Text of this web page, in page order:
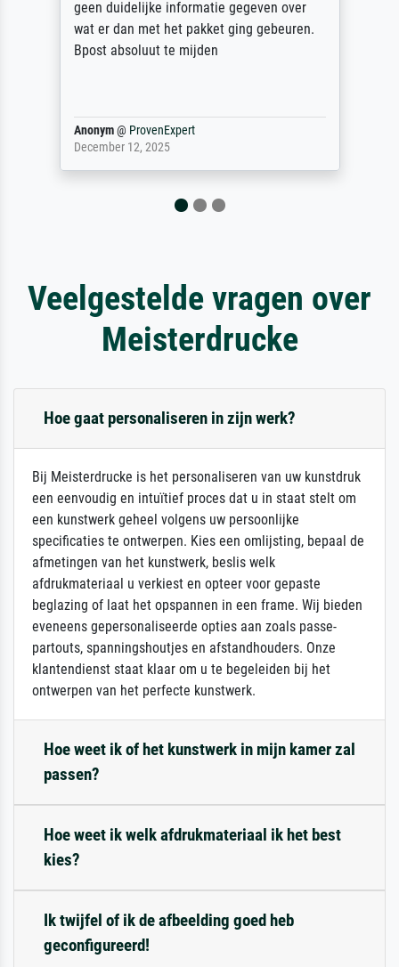
geen duidelijke informatie gegeven over
wat er dan met het pakket ging gebeuren.
Bpost absoluut te mijden
Anonym@ProvenExpert
December 12, 2025
Veelgestelde vragen over
Meisterdrucke
Hoe gaat personaliseren in zijn werk?
Bij Meisterdrucke is het personaliseren van uw kunstdruk
een eenvoudig en intuïtief proces dat u in staat stelt om
een kunstwerk geheel volgens uw persoonlijke
specificaties te ontwerpen. Kies een omlijsting, bepaal de
afmetingen van het kunstwerk, beslis welk
afdrukmateriaal u verkiest en opteer voor gepaste
beglazing of laat het opspannen in een frame. Wij bieden
eveneens gepersonaliseerde opties aan zoals passe-
partouts, spanningshoutjes en afstandhouders. Onze
klantendienst staat klaar om u te begeleiden bij het
ontwerpen van het perfecte kunstwerk.
Hoe weet ik of het kunstwerk in mijn kamer zal
passen?
Hoe weet ik welk afdrukmateriaal ik het best
kies?
Ik twijfel of ik de afbeelding goed heb
geconfigureerd!